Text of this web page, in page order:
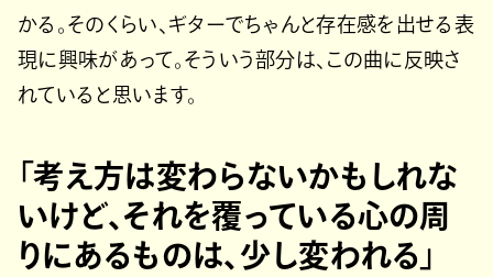
かる。そのくらい、ギターでちゃんと存在感を出せる表
現に興味があって。そういう部分は、この曲に反映さ
れていると思います。
「考え方は変わらないかもしれな
いけど、それを覆っている心の周
りにあるものは、少し変われる」